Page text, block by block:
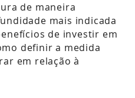
de maneira
mais indicada
de investir em
definir a medida
em relação à